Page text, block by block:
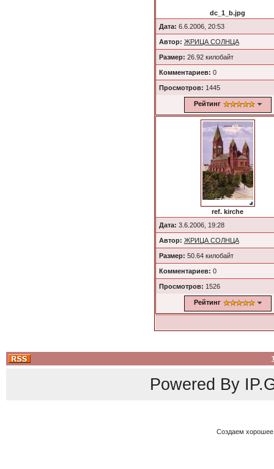
dc_1_b.jpg
Дата: 6.6.2006, 20:53
Автор: ЖРИЦА СОЛНЦА
Размер: 26.92 килобайт
Комментариев: 0
Просмотров: 1445
Рейтинг
ref. kirche
Дата: 3.6.2006, 19:28
Автор: ЖРИЦА СОЛНЦА
Размер: 50.64 килобайт
Комментариев: 0
Просмотров: 1526
Рейтинг
Powered By
Создаем